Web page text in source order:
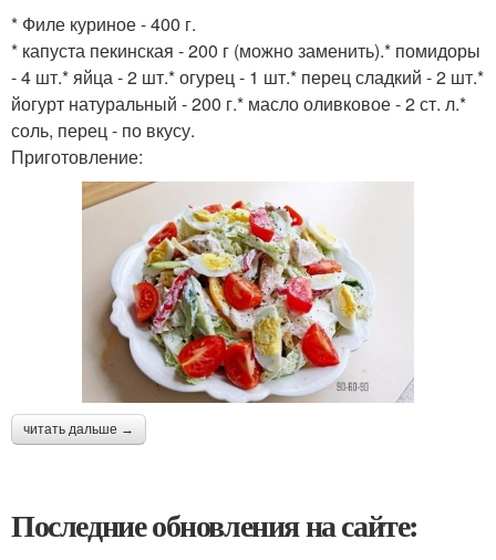
* Филе куриное - 400 г.
* капуста пекинская - 200 г (можно заменить).* помидоры
- 4 шт.* яйца - 2 шт.* огурец - 1 шт.* перец сладкий - 2 шт.*
йогурт натуральный - 200 г.* масло оливковое - 2 ст. л.*
соль, перец - по вкусу.
Приготовление:
читать дальше →
Последние обновления на сайте: